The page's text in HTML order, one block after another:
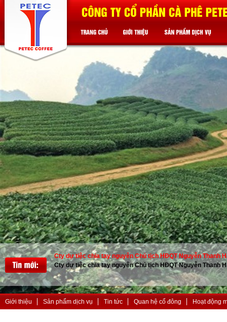
Cty dự tiệc chia tay nguyên Chủ tịch HĐQT Nguyễn Thanh
Cty dự tiệc chia tay nguyên Chủ tịch HĐQT Nguyễn Thanh
Giới thiệu Sản phẩm dịch vụ Tin tức Quan hệ cổ đông Hoạt động